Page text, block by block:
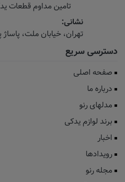
تامین مداوم قطعات
نشانی:
تهران، خیابان‌ ملت، پاساژ‌
دسترسی سریع
صفحه اصلی
درباره ما
مدلهای رنو
برند لوازم یدکی
اخبار
رویدادها
مجله رنو